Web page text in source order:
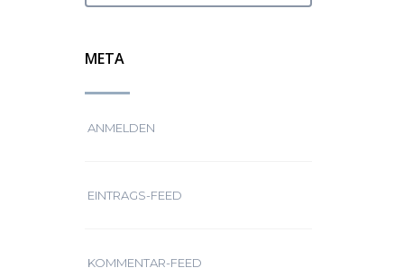
META
ANMELDEN
EINTRAGS-FEED
KOMMENTAR-FEED